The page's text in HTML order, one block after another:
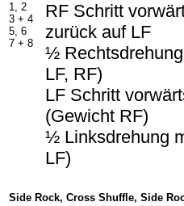
1, 2
3 + 4
5, 6
7 + 8
RF Schritt
zurück auf LF
½
LF, RF)
LF Schritt
(Gewicht RF)
½ Linksdrehung
LF)
Side Rock, Cross Shuffle, Side